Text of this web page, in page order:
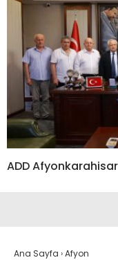
ADD
Ana Sayfa ›Afyon